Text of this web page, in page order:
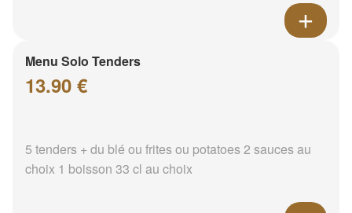
Menu Solo Tenders
13.90 €
5 tenders + du blé ou frites ou potatoes 2 sauces au
choix 1 boisson 33 cl au choix